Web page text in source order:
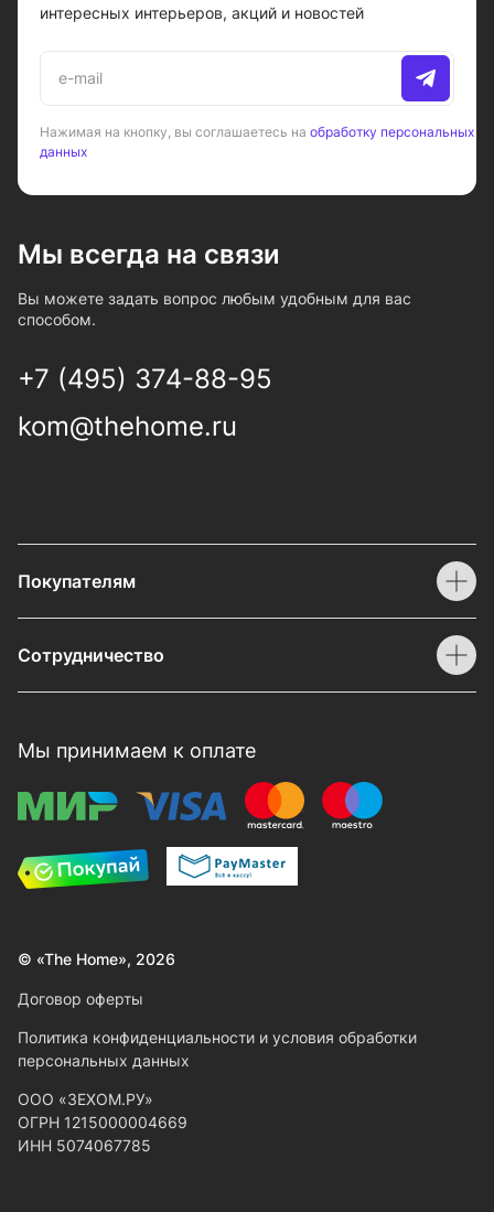
интересных интерьеров, акций и новостей
Нажимая на кнопку, вы соглашаетесь на обработку персональных
данных
Мы всегда на связи
Вы можете задать вопрос любым удобным для вас
способом.
+7 (495) 374-88-95
kom@thehome.ru
Покупателям
Сотрудничество
Мы принимаем к оплате
© «The Home», 2026
Договор оферты
Политика конфиденциальности и условия обработки
персональных данных
ООО «ЗЕХОМ.РУ»
ОГРН 1215000004669
ИНН 5074067785